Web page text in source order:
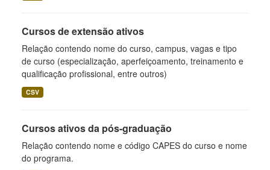
Cursos de extensão ativos
Relação contendo nome do curso, campus, vagas e tipo
de curso (especialização, aperfeiçoamento, treinamento e
qualificação profissional, entre outros)
CSV
Cursos ativos da pós-graduação
Relação contendo nome e código CAPES do curso e nome
do programa.